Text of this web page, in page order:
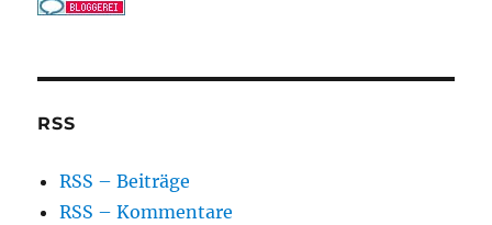
RSS
RSS – Beiträge
RSS – Kommentare